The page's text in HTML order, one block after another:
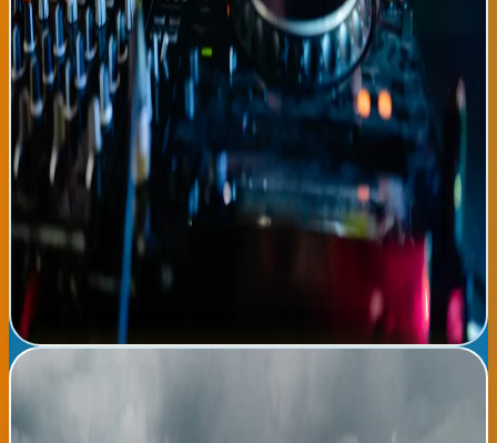
más noches de Salsa Tech, mientras que en Bilbao, el Palacio
Euskalduna ha dedicado secciones completas de su temporada
estival a estos espectáculos. Las redes sociales se llenan de
videos de personas bailando estos nuevos ritmos, con
coreografías que combinan pasos tradicionales de salsa con
movimientos de house y techno. Las tiendas de discos locales
reportan una demanda sin precedentes por este tipo de música.
Los musicólogos vascos y latinoamericanos consideran que esta
fusión es parte de la evolución natural de la música global, donde
las tradiciones se adaptan a los contextos contemporáneos sin
perder su esencia cultural. Se espera que esta tendencia
continúe creciendo durante los próximos meses,
potencialmente convirtiéndose en un fenómeno internacional
que defina la música latina de la década de 2026-2030.
Leer noticia completa →
Brasil implementa plan ambicioso de energía renovable:
80% de electricidad limpia antes de 2030